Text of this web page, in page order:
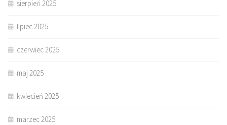
sierpień 2025
lipiec 2025
czerwiec 2025
maj 2025
kwiecień 2025
marzec 2025